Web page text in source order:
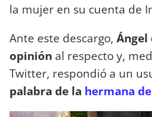
la mujer en su cuenta de
Ante este descargo, Ángel
opinión al respecto y,
Twitter, respondió a un
palabra de la hermana